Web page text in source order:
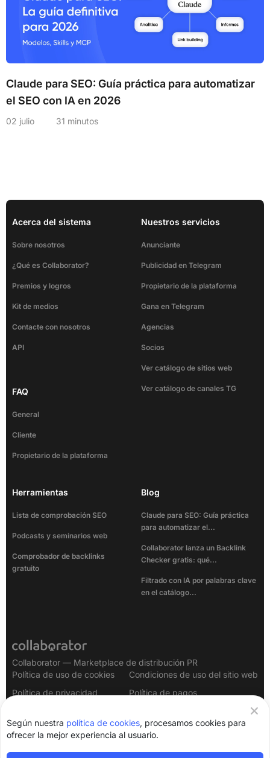
Claude para SEO: Guía práctica para automatizar
el SEO con IA en 2026
02 julio 31 minutos
Acerca del sistema
Sobre nosotros
¿Qué es Collaborator?
Premios y logros
Kit de medios
Contacte con nosotros
API
FAQ
General
Cliente
Propietario de la plataforma
Nuestros servicios
Anunciante
Publicidad en Telegram
Propietario de la plataforma
Gana en Telegram
Agencias
Socios
Ver catálogo de sitios web
Ver catálogo de canales TG
Herramientas
Lista de comprobación SEO
Podcasts y seminarios web
Comprobador de backlinks
gratuito
Blog
Claude para SEO: Guía práctica
para automatizar el...
Collaborator lanza un Backlink
Checker gratis: qué...
Filtrado con IA por palabras clave
en el catálogo...
Collaborator — Marketplace de distribución PR
Política de uso de cookies
Condiciones de uso del sitio web
Política de privacidad
Política de pagos
Según nuestra política de cookies, procesamos cookies para
ofrecer la mejor experiencia al usuario.